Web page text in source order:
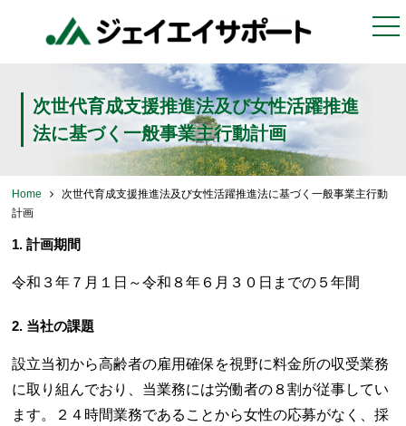
次世代育成支援推進法及び女性活躍推進
法に基づく一般事業主行動計画
Home
次世代育成支援推進法及び女性活躍推進法に基づく一般事業主行動
計画
1. 計画期間
令和３年７月１日～令和８年６月３０日までの５年間
2. 当社の課題
設立当初から高齢者の雇用確保を視野に料金所の収受業務
に取り組んでおり、当業務には労働者の８割が従事してい
ます。２４時間業務であることから女性の応募がなく、採